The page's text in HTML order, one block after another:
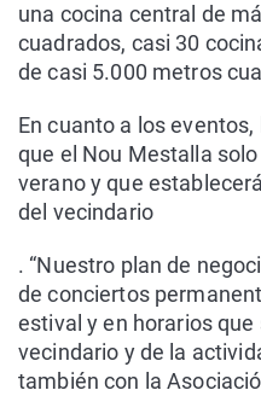
una cocina central de
cuadrados, casi 30
de casi 5.000 metros
En cuanto a los
que el Nou Mestalla
verano y que
del vecindario
. “Nuestro plan de
de conciertos
estival y en horarios que
vecindario y de la
también con la